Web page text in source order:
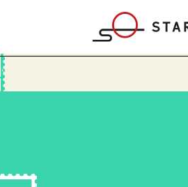
起業のいろ